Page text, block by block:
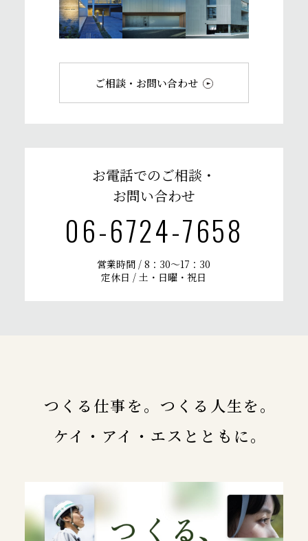
ご相談・お問い合わせ
お電話でのご相談・
お問い合わせ
06-6724-7658
営業時間 / 8：30〜17：30
定休日 / 土・日曜・祝日
つくる仕事を。つくる人生を。
ケイ・アイ・エスとともに。